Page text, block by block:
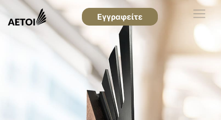
Εγγραφείτε